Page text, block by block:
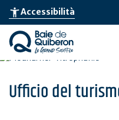
Skip
main
content
accessibility_newAccessibilità
Ufficio del